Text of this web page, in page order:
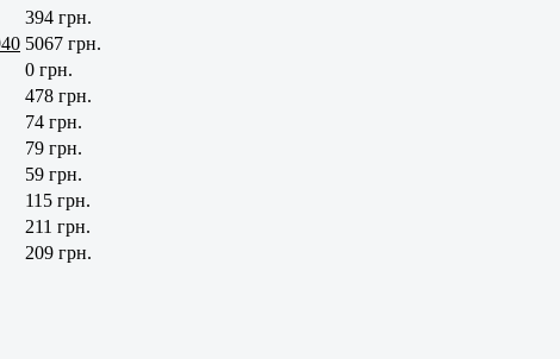
394 грн.
5067 грн.
0 грн.
478 грн.
74 грн.
79 грн.
59 грн.
115 грн.
211 грн.
209 грн.